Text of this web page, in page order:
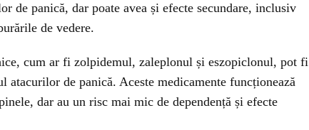
de panică, dar poate avea și efecte secundare, inclusiv
de vedere.
cum ar fi zolpidemul, zaleplonul și eszopiclonul, pot fi
atacurilor de panică. Aceste medicamente funcționează
dar au un risc mai mic de dependență și efecte